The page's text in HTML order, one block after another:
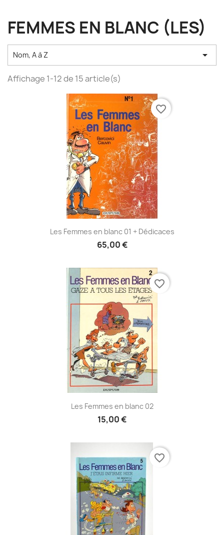
FEMMES EN BLANC (LES)
Nom, A à Z 
Affichage 1-12 de 15 article(s)
Les Femmes en blanc 01 + Dédicaces
65,00 €
favorite_border
Les Femmes en blanc 02
15,00 €
favorite_border
favorite_border